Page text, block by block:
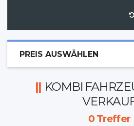
PREIS AUSWÄHLEN
KOMBI
0Treffer